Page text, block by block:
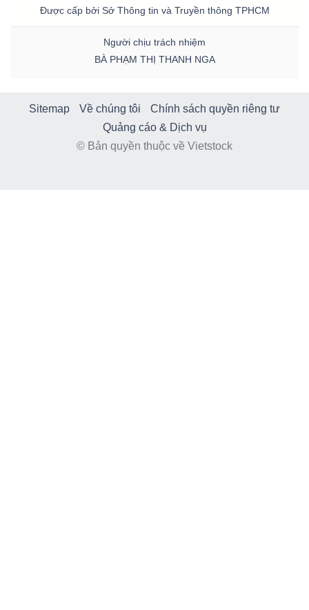
Được cấp bởi Sở Thông tin và Truyền thông TPHCM
Người chịu trách nhiệm
BÀ PHẠM THỊ THANH NGA
Sitemap Về chúng tôi
Chính sách quyền riêng tư
Quảng cáo & Dịch vụ
© Bản quyền thuộc về Vietstock